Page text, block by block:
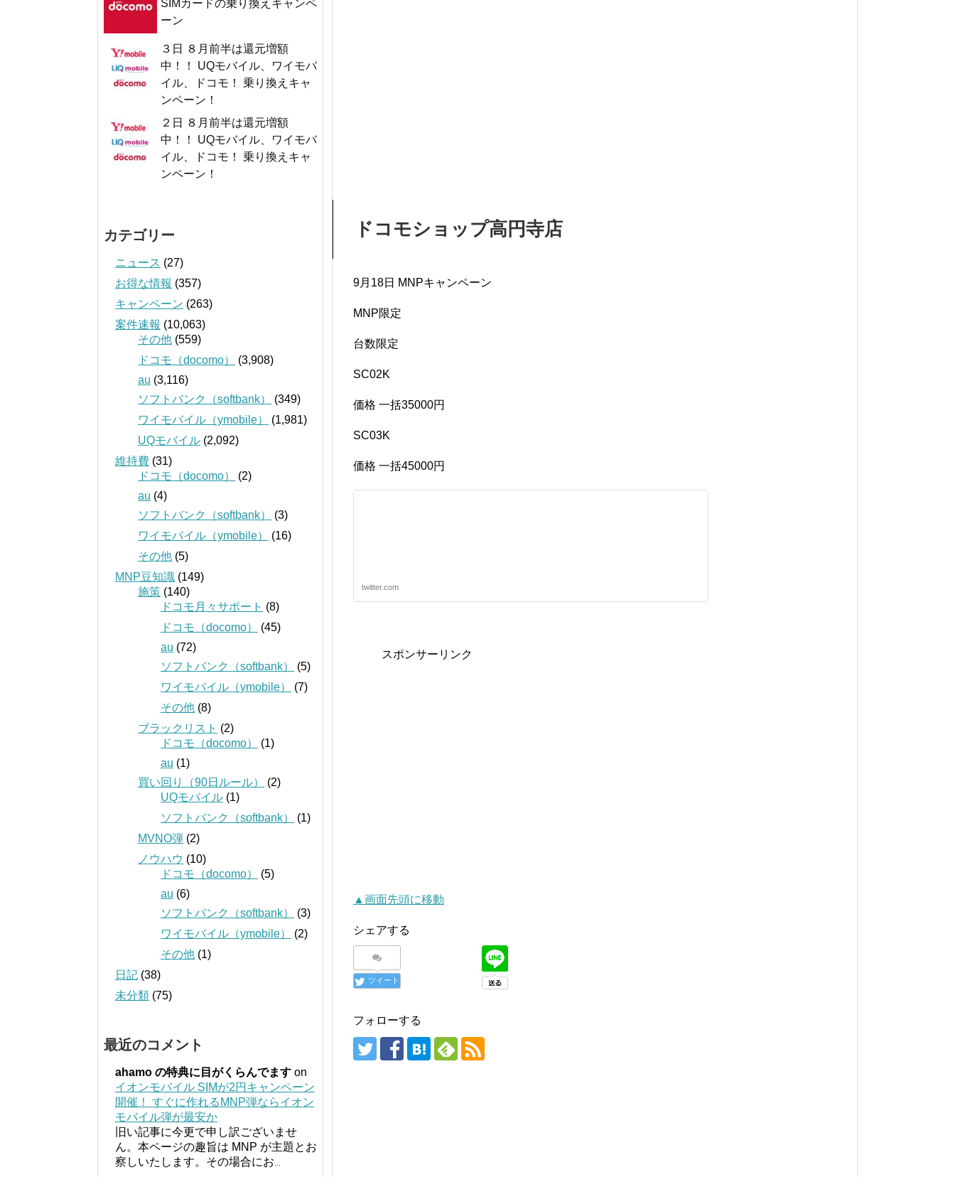
ドコモショップ高円寺店
9月18日 MNPキャンペーン
MNP限定
台数限定
SC02K
価格 一括35000円
SC03K
価格 一括45000円
twitter.com
スポンサーリンク
▲画面先頭に移動
シェアする
ツイート
フォローする
SIMカードの乗り換えキャンペ
ーン
３日 ８月前半は還元増額
中！！ UQモバイル、ワイモバ
イル、ドコモ！ 乗り換えキャ
ンペーン！
２日 ８月前半は還元増額
中！！ UQモバイル、ワイモバ
イル、ドコモ！ 乗り換えキャ
ンペーン！
カテゴリー
ニュース (27)
お得な情報 (357)
キャンペーン (263)
案件速報 (10,063)
その他 (559)
ドコモ（docomo）
(3,908)
au (3,116)
ソフトバンク（softbank）
(349)
ワイモバイル（ymobile）
(1,981)
UQモバイル (2,092)
維持費 (31)
ドコモ（docomo）
(2)
au (4)
ソフトバンク（softbank）
(3)
ワイモバイル（ymobile）
(16)
その他 (5)
MNP豆知識 (149)
施策 (140)
ドコモ月々サポート (8)
ドコモ（docomo）
(45)
au (72)
ソフトバンク（softbank）
(5)
ワイモバイル（ymobile）
(7)
その他 (8)
ブラックリスト (2)
ドコモ（docomo）
(1)
au (1)
買い回り（90日ルール）
(2)
UQモバイル (1)
ソフトバンク（softbank）
(1)
MVNO弾 (2)
ノウハウ (10)
ドコモ（docomo）
(5)
au (6)
ソフトバンク（softbank）
(3)
ワイモバイル（ymobile）
(2)
その他 (1)
日記 (38)
未分類 (75)
最近のコメント
ahamo の特典に目がくらんでます on
イオンモバイル SIMが2円キャンペーン
開催！ すぐに作れるMNP弾ならイオン
モバイル弾が最安か
旧い記事に今更で申し訳ございませ
ん。本ページの趣旨は MNP が主題とお
察しいたします。その場合にお